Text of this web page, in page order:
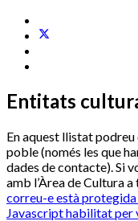
Entitats
En aquest llistat
poble (només les que
dades de contacte). Si
amb l’Àrea de Cultura a
correu-e està
Javascript habilitat per